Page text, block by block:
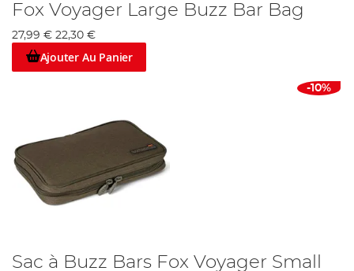
Fox Voyager Large Buzz Bar Bag
27,99 € 22,30 €
Ajouter Au Panier
-10%
Sac à Buzz Bars Fox Voyager Small